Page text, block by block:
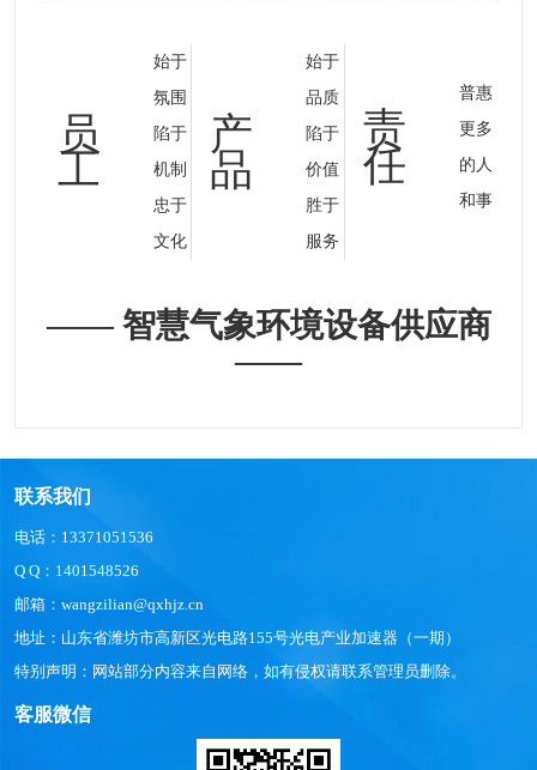
员
工
始于
氛围
陷于
机制
忠于
文化
产
品
始于
品质
陷于
价值
胜于
服务
责
任
普惠
更多
的人
和事
—— 智慧气象环境设备供应商
——
联系我们
电话：13371051536
Q Q：1401548526
邮箱：wangzilian@qxhjz.cn
地址：山东省潍坊市高新区光电路155号光电产业加速器（一期）
特别声明：网站部分内容来自网络，如有侵权请联系管理员删除。
客服微信